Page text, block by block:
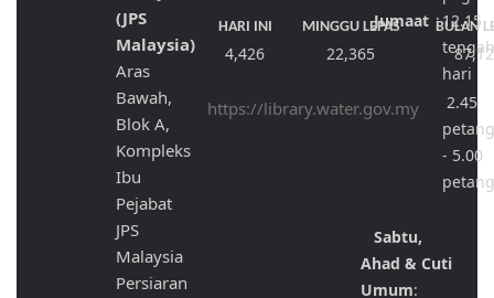
(JPS
Malaysia)
Aras
Bawah,
Blok A,
Kompleks
Ibu
Pejabat
JPS
Malaysia
Persiaran
HARI INI MINGGU LEPAS BULAN
4,426 22,365
https://library.water.gov.my
Jumaat :12.15
hari
2.45
- 5.00
Sabtu,
Ahad & Cuti
Umum: